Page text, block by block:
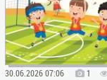
30.06.2026 07:06 1